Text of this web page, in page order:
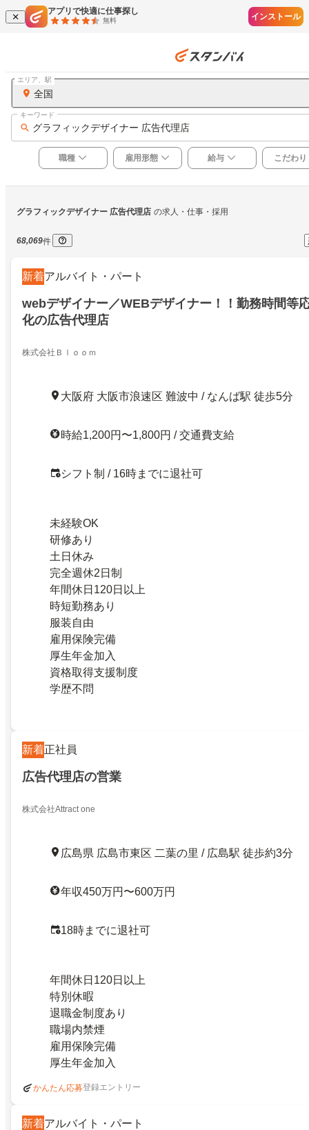
アプリで快適に仕事探し
無料 インストール
全国
エリア、駅
グラフィックデザイナー 広告代理店
キーワード
職種 雇用形態 給与 こだわり
グラフィックデザイナー 広告代理店 の求人・仕事・採用
68,069件
新着アルバイト・パート
webデザイナー／WEBデザイナー！！勤務時間等
化の広告代理店
株式会社Ｂｌｏｏｍ
大阪府 大阪市浪速区 難波中 / なんば駅 徒歩5分
時給1,200円〜1,800円 / 交通費支給
シフト制 / 16時までに退社可
未経験OK
研修あり
土日休み
完全週休2日制
年間休日120日以上
時短勤務あり
服装自由
雇用保険完備
厚生年金加入
資格取得支援制度
学歴不問
新着正社員
広告代理店の営業
株式会社Attract one
広島県 広島市東区 二葉の里 / 広島駅 徒歩約3分
年収450万円〜600万円
18時までに退社可
年間休日120日以上
特別休暇
退職金制度あり
職場内禁煙
雇用保険完備
厚生年金加入
かんたん応募登録エントリー
新着アルバイト・パート